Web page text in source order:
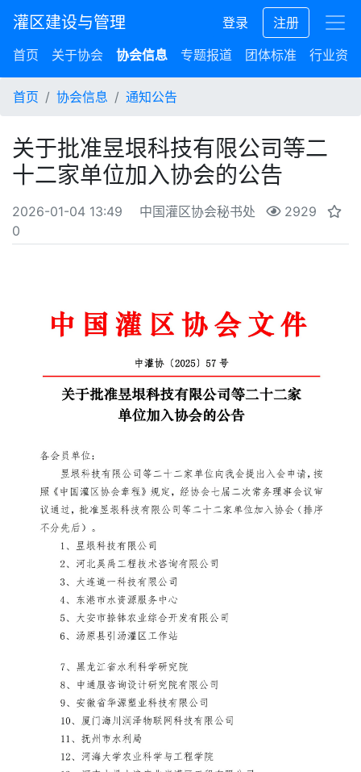
灌区建设与管理 登录
注册
首页
关于协会 协会信息 专题报道 团体标准 行业资讯
首页 协会信息 通知公告
关于批准昱垠科技有限公司等二
十二家单位加入协会的公告
2026-01-04 13:49 中国灌区协会秘书处
2929
0